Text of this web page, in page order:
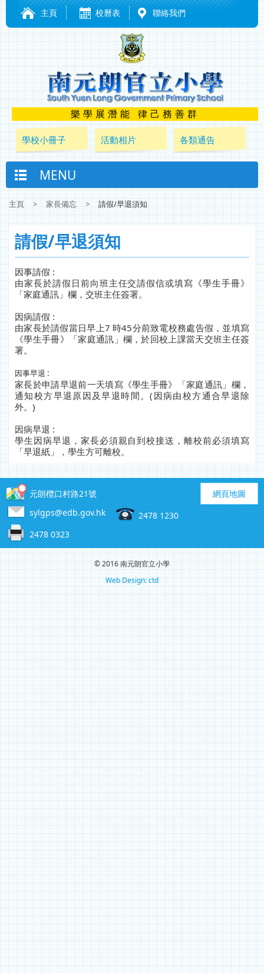
主頁 校曆表 聯絡我們
樂學展潛能 律己務善群
學校小冊子 活動相片 各類通告
MENU
主頁 > 家長備忘 > 請假/早退須知
請假/早退須知
因事請假 :
由家長於請假日前向班主任交請假信或填寫《學生手冊》
「家庭通訊」欄，交班主任簽署。
因病請假 :
由家長於請假當日早上7 時45分前致電校務處告假，並填寫
《學生手冊》「家庭通訊」欄，於回校上課當天交班主任簽
署。
因事早退 :
家長於申請早退前一天填寫《學生手冊》「家庭通訊」欄，
通知校方早退原因及早退時間。(因病由校方通合早退除
外。)
因病早退 :
學生因病早退，家長必須親自到校接送，離校前必須填寫
「早退紙」，學生方可離校。
網頁地圖
元朗欖口村路21號
sylgps@edb.gov.hk
2478 1230
2478 0323
© 2016 南元朗官立小學
Web Design: ctd